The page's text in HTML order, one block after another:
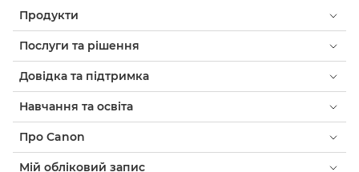
Продукти
Послуги та рішення
Довідка та підтримка
Навчання та освіта
Про Canon
Мій обліковий запис